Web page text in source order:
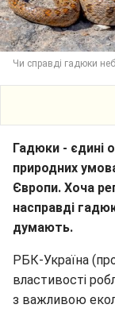
Чи справді гадюки
Гадюки - єдині
природних
Європи. Хоча
насправді
думають.
РБК-Україна
властивості
з важливою